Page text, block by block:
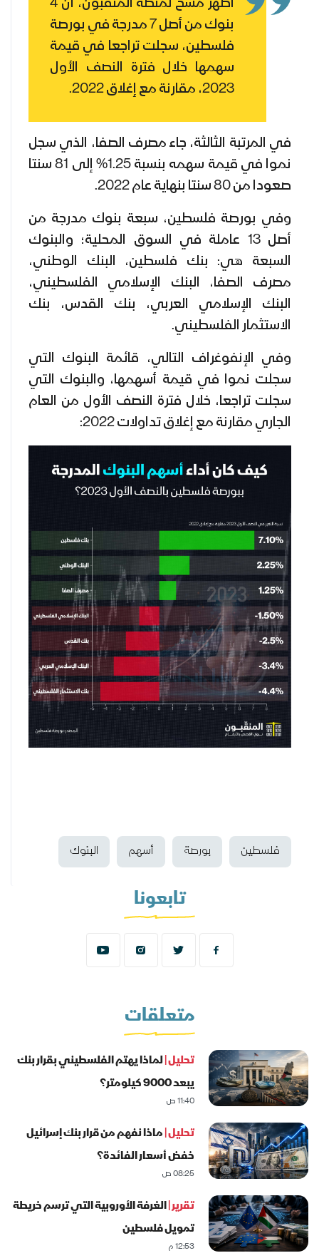
بنوك من أصل 7 مدرجة في بورصة
فلسطين، سجلت تراجعا في قيمة
سهمها خلال فترة النصف الأول
2023، مقارنة مع إغلاق 2022.
في المرتبة الثالثة، جاء مصرف الصفا، الذي سجل
نموا في قيمة سهمه بنسبة 1.25% إلى 81 سنتا
صعودا من 80 سنتا بنهاية عام 2022.
وفي بورصة فلسطين، سبعة بنوك مدرجة من
أصل 13 عاملة في السوق المحلية؛ والبنوك
السبعة هي: بنك فلسطين، البنك الوطني،
مصرف الصفا، البنك الإسلامي الفلسطيني،
البنك الإسلامي العربي، بنك القدس، بنك
الاستثمار الفلسطيني.
وفي الإنفوغراف التالي، قائمة البنوك التي
سجلت نموا في قيمة أسهمها، والبنوك التي
سجلت تراجعا، خلال فترة النصف الأول من العام
الجاري مقارنة مع إغلاق تداولات 2022:
فلسطين بورصة أسهم البنوك
تابعونا
متعلقات
تحليل |لماذا يهتم الفلسطيني بقرار بنك
يبعد 9000 كيلومتر؟
11:40 ص
تحليل |ماذا نفهم من قرار بنك إسرائيل
خفض أسعار الفائدة؟
08:25 ص
تقرير |الغرفة الأوروبية التي ترسم خريطة
تمويل فلسطين
12:53 م